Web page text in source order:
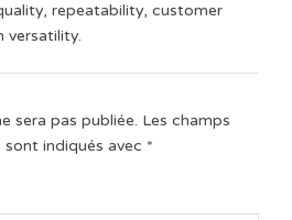
repeatability, customer
versatility.
sera pas publiée. Les champs
indiqués avec *